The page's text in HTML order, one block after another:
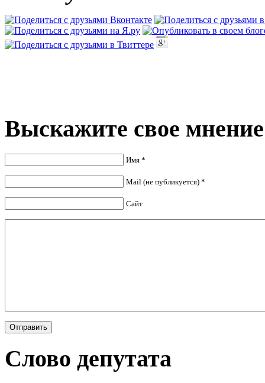
Выскажите свое мнение
Имя *
Mail (не публикуется) *
Сайт
Слово депутата